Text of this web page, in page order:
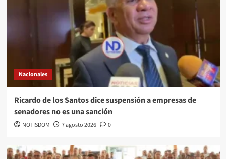
Nacionales
Ricardo de los Santos dice suspensión a empresas de
senadores no es una sanción
NOTISDOM 7 agosto 2026 0